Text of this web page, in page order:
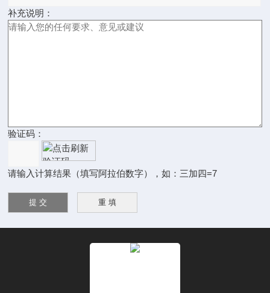
补充说明：
验证码：
请输入计算结果（填写阿拉伯数字），如：三加四=7